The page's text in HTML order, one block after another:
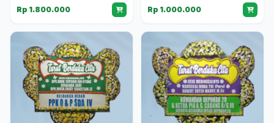
Rp 1.800.000
Rp 1.000.000